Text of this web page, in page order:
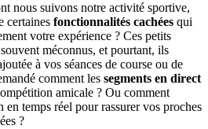
nous suivons notre activité sportive,
certaines fonctionnalités cachées qui
votre expérience ? Ces petits
méconnus, et pourtant, ils
à vos séances de course ou de
comment les segments en direct
amicale ? Ou comment
temps réel pour rassurer vos proches
?